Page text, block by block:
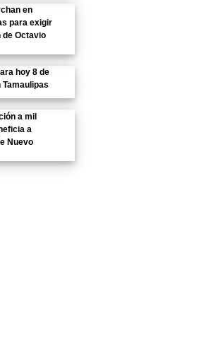
en
para exigir
de Octavio
hoy 8 de
Tamaulipas
a mil
a
Nuevo